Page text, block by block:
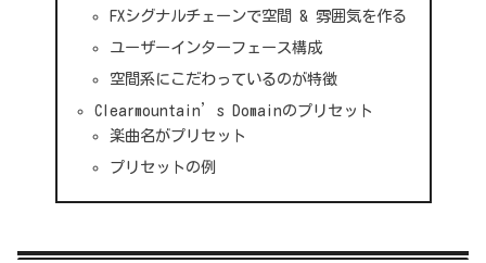
FXシグナルチェーンで空間 & 雰囲気を作る
ユーザーインターフェース構成
空間系にこだわっているのが特徴
Clearmountain’s Domainのプリセット
楽曲名がプリセット
プリセットの例